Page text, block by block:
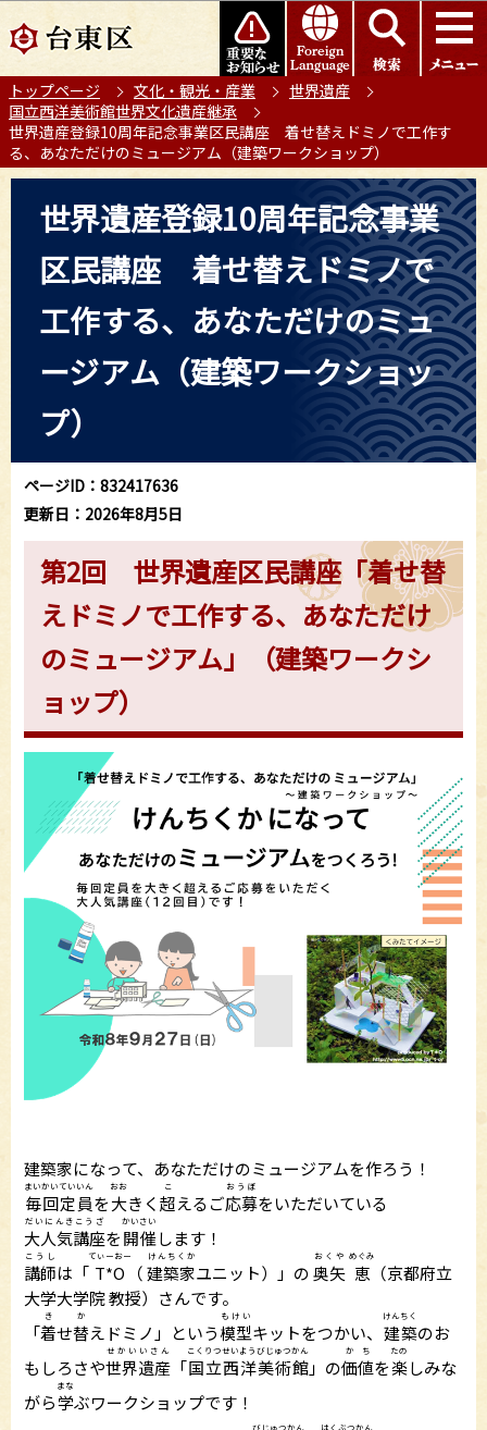
の
ー
ジ
の
先
このページの本文へ移動
トップページ 文化・観光・産業
世界遺産
国立西洋美術館世界文化遺産継承
世界遺産登録10周年記念事業区民講座 着せ替えドミノで工作す
る、あなただけのミュージアム（建築ワークショップ）
世界遺産登録10周年記念事業
区民講座 着せ替えドミノで
工作する、あなただけのミュ
ージアム（建築ワークショッ
プ）
ページID：832417636
更新日：2026年8月5日
第2回 世界遺産区民講座「着せ替
えドミノで工作する、あなただけ
のミュージアム」（建築ワークシ
ョップ）
建築家になって、あなただけのミュージアムを作ろう！
毎回定員
まいかいていいん
を大
おお
きく超
こ
えるご応募
おうぼ
をいただいている
大人気講座
だいにんきこうざ
を開催
かいさい
します！
講師
こうし
は「 T*O
てぃーおー
（建築家
けんちくか
ユニット）」の奥矢
おくや
恵
めぐみ
（京都府立
大学大学院 教授）さんです。
「着
き
せ替
か
えドミノ」という模型
もけい
キットをつかい、 建築
けんちく
のお
もしろさや世界遺産
せかいいさん
「国立西洋美術館
こくりつせいようびじゅつかん
」の価値
かち
を楽
たの
しみな
がら学
まな
ぶワークショップです！
びじゅつかん はくぶつかん